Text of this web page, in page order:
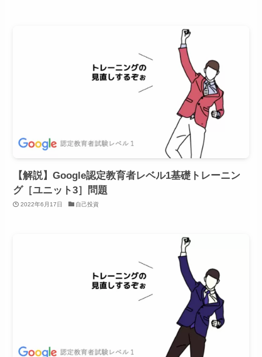
【解説】Google認定教育者レベル1基礎トレーニン
グ［ユニット3］問題
2022年6月17日 自己投資